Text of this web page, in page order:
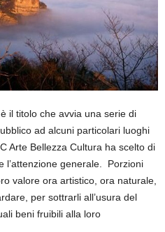
il titolo che avvia una serie di
ad alcuni particolari luoghi
Arte Bellezza Cultura ha scelto di
l’attenzione generale. Porzioni
valore ora artistico, ora naturale,
per sottrarli all’usura del
beni fruibili alla loro